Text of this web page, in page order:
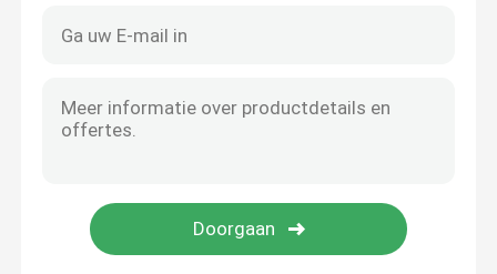
LEIDENE van IRL Spaander